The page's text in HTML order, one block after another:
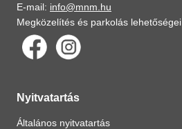
E-mail: info@mnm.hu
Megközelítés és parkolás lehetőségei
Nyitvatartás
Általános nyitvatartás